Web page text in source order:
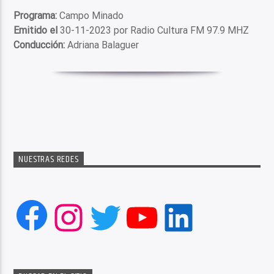
Programa: Campo Minado
Emitido el30-11-2023 por Radio Cultura FM 97.9 MHZ
Conducción: Adriana Balaguer
NUESTRAS REDES
Facebook
Instagram
Twitter
YouTube
LinkedIn